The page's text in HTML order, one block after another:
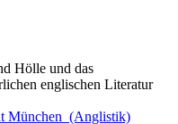
Hölle und das
englischen Literatur
München (Anglistik)